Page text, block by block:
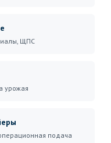
ЩПС
урожая
подача